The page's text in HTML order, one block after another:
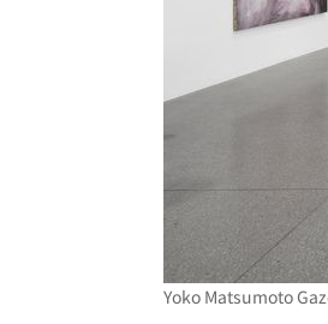
백운산서 80년근 천종산
선재도서 해루질 나섰다 실
남자 농구, 나고야 아시안게임
극한폭염 한풀 꺾이지만…'낮
축구협회 "압수수색·성접대
[속보]'압수수색·성접대 논란
'최고 37도' 폭염 지속…강원
[속보]뉴욕증시 상승 마감
Yoko Matsumoto